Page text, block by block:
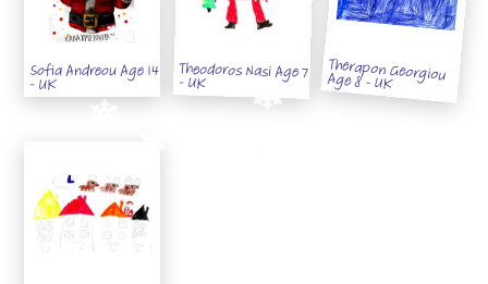
Sofia Andreou Age 14
- UK Theodoros Nasi Age 7
- UK Therapon Georgiou
Age 8 - UK